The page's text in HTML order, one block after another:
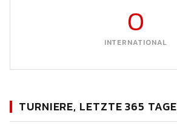
0
INTERNATIONAL
TURNIERE, LETZTE 365 TAGE